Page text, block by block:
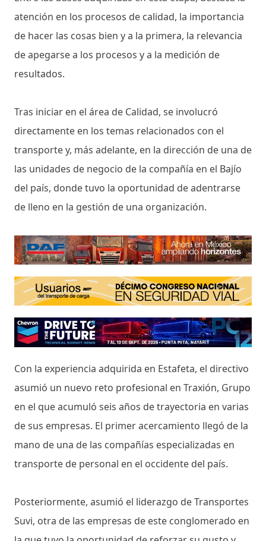
atención en los procesos de calidad, la importancia
de hacer las cosas bien y a la primera, la relevancia
de apegarse a los procesos y a la medición de
resultados.
Tras iniciar en el área de Calidad, se involucró
directamente en los temas relacionados con el
transporte y, más adelante, en la dirección de una de
las unidades de negocio de la compañía en el Bajío
del país, donde tuvo la oportunidad de adentrarse
de lleno en la gestión de una organización.
Con la experiencia adquirida en Estafeta, el directivo
asumió un nuevo reto profesional en Traxión, Grupo
en el que acumuló seis años de trayectoria en varias
de sus empresas. El primer acercamiento llegó de la
mano de una de las compañías especializadas en
transporte de personal en el occidente del país.
Posteriormente, asumió el liderazgo de Transportes
Suvi, otra de las empresas de este conglomerado en